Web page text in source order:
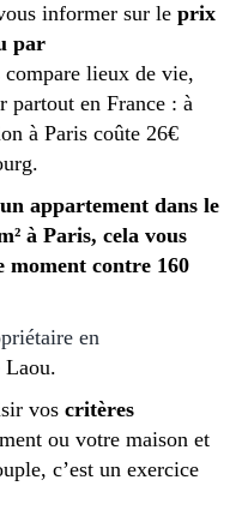
informer sur le prix
par
compare lieux de vie,
partout en France : à
à Paris coûte 26€
appartement dans le
à Paris, cela vous
moment contre 160
en
Laou.
voscritères
ou votre maison et
c’est un exercice